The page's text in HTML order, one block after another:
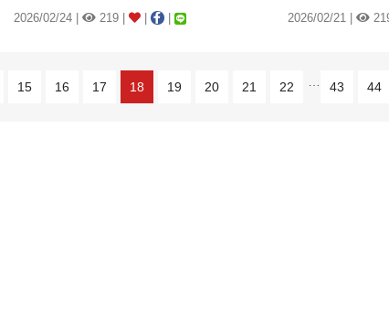
2026/02/24 | 219 | | | 2026/02/21 |
15 16 17 18 19 20 21 22 43 44